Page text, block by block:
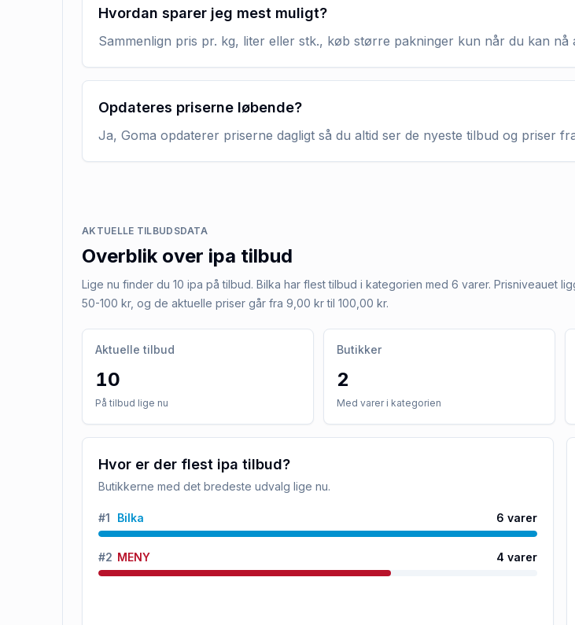
Hvordan sparer jeg mest muligt?
Sammenlign pris pr. kg, liter eller stk., køb større pakninger kun når du kan
Opdateres priserne løbende?
Ja, Goma opdaterer priserne dagligt så du altid ser de nyeste tilbud og priser
AKTUELLE TILBUDSDATA
Overblik over ipa tilbud
Lige nu finder du 10 ipa på tilbud. Bilka har flest tilbud i kategorien med 6 varer. Prisniveauet
50-100 kr, og de aktuelle priser går fra 9,00 kr til 100,00 kr.
Aktuelle tilbud
10
På tilbud lige nu
Butikker
2
Med varer i kategorien
Hvor er der flest ipa tilbud?
Butikkerne med det bredeste udvalg lige nu.
#1 Bilka 6 varer
#2 MENY 4 varer